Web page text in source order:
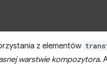
z elementów
warstwie kompozytora.